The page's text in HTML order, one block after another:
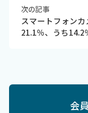
次の記事
スマートフォン
21.1％、うち14.2
会